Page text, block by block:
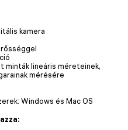
kamera
minták lineáris méreteinek,
mérésére
Windows és Mac OS